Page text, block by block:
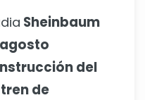
Sheinbaum
del
de